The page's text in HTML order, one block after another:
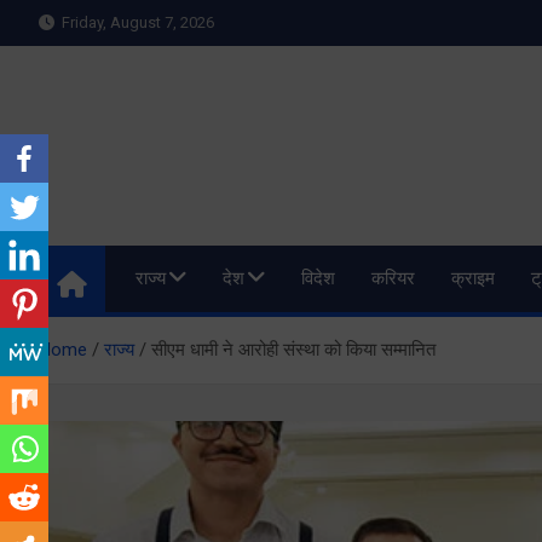
to
Friday, August 7, 2026
Meru Raibar |
राज्य देश विदेश करियर क्राइम
Home राज्य सीएम धामी ने आरोही संस्था को किया सम्मानित